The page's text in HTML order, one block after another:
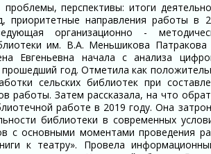
перспективы: итоги
приоритетные направления работы в
организационно -
им. В.А. Меньшикова Патракова
Евгеньевна начала с анализа
год. Отметила как
сельских библиотек при
работы. Затем рассказала, на что
работе в 2019 году. Она
библиотеки в современных
с основными моментами проведения
к театру». Провела